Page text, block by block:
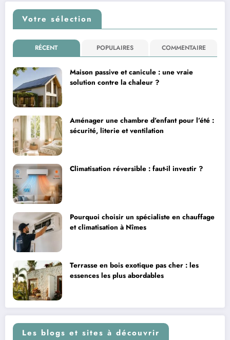
Votre sélection
RÉCENT POPULAIRES COMMENTAIRE
Maison passive et canicule : une vraie
solution contre la chaleur ?
Aménager une chambre d’enfant pour l’été :
sécurité, literie et ventilation
Climatisation réversible : faut-il investir ?
Pourquoi choisir un spécialiste en chauffage
et climatisation à Nîmes
Terrasse en bois exotique pas cher : les
essences les plus abordables
Les blogs et sites à découvrir